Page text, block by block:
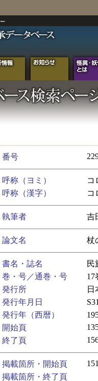
番号
呼称（ヨミ）
コ
呼称（漢字） コ
執筆者 吉
論文名 杖
書名・誌名
民
巻・号／通巻・号
17
発行所
日
発行年月日
発行年（西暦）
開始頁
終了頁
掲載箇所・開始頁
掲載箇所・終了頁